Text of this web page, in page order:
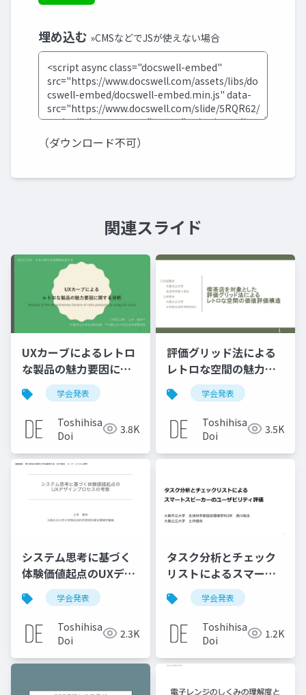
埋め込む »CMSなどでJSが使えない場合
（ダウンロード不可）
関連スライド
UXカーブによるレトロ
な製品の魅力要因に関
する分析学会発表
Toshihisa
Doi
3.8K
評価グリッド法による
レトロな空間の魅力に
ついての価値評価構造
学会発表
Toshihisa
Doi
3.5K
システム思考に基づく
体験価値起点のUXデザ
インプロセスの考察
学会発表
Toshihisa
Doi
2.3K
タスク分析とチェック
リストによるスマート
スピーカーのユーザビ
リティ評価
学会発表
Toshihisa
Doi
1.2K